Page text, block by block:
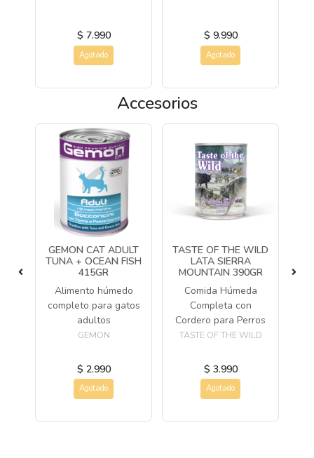
$ 7.990
Agotado
$ 9.990
Agotado
Accesorios
GEMON CAT ADULT
TUNA + OCEAN FISH
415GR
Alimento húmedo
completo para gatos
adultos
GEMON
$ 2.990
Agotado
TASTE OF THE WILD
LATA SIERRA
MOUNTAIN 390GR
Comida Húmeda
Completa con
Cordero para Perros
TASTE OF THE WILD
$ 3.990
Agotado